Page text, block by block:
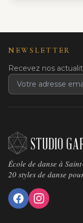
NEWSLETTER
Recevez nos
École de danse à
20 styles de danse